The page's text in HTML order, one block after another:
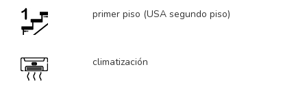
primer piso (USA segundo piso)
climatización